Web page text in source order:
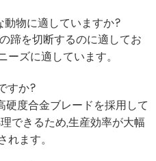
動物に適していますか?
蹄を切断するのに適してお
ズに適しています。
すか?
度合金ブレードを採用して
できるため,生産効率が大幅
ます。